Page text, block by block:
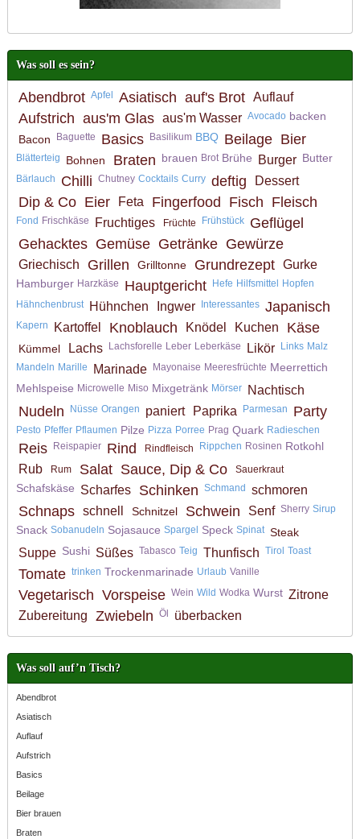
Was soll es sein?
Abendbrot Apfel Asiatisch auf's Brot Auflauf
Aufstrich aus'm Glas aus'm Wasser Avocado backen
Bacon
Baguette Basics Basilikum BBQ Beilage Bier
Blätterteig Bohnen Braten brauen Brot Brühe Burger Butter
Bärlauch Chilli Chutney Cocktails Curry deftig Dessert
Dip & Co Eier Feta Fingerfood Fisch Fleisch
Fond Frischkäse Fruchtiges Früchte Frühstück Geflügel
Gehacktes Gemüse Getränke Gewürze
Griechisch Grillen Grilltonne Grundrezept Gurke
Hamburger Harzkäse Hauptgericht Hefe Hilfsmittel
Hopfen
Hähnchenbrust
Hühnchen Ingwer Interessantes Japanisch
Kapern Kartoffel Knoblauch Knödel Kuchen Käse
Kümmel Lachs Lachsforelle Leber Leberkäse Likör Links Malz
Mandeln Marille Marinade Mayonaise Meeresfrüchte Meerrettich
Mehlspeise Microwelle Miso Mixgetränk Mörser Nachtisch
Nudeln Nüsse Orangen paniert Paprika Parmesan Party
Pesto Pfeffer Pflaumen Pilze Pizza Porree Prag Quark Radieschen
Reis Reispapier Rind Rindfleisch Rippchen Rosinen Rotkohl
Rub Rum Salat Sauce, Dip & Co Sauerkraut
Schafskäse Scharfes Schinken Schmand schmoren
Schnaps schnell Schnitzel Schwein Senf Sherry Sirup
Snack Sobanudeln Sojasauce Spargel Speck Spinat Steak
Suppe Sushi Süßes Tabasco Teig Thunfisch Tirol Toast
Tomate trinken Trockenmarinade Urlaub Vanille
Vegetarisch Vorspeise Wein Wild Wodka Wurst Zitrone
Zubereitung
Zwiebeln Öl überbacken
Was soll auf’n Tisch?
Abendbrot
Asiatisch
Auflauf
Aufstrich
Basics
Beilage
Bier brauen
Braten